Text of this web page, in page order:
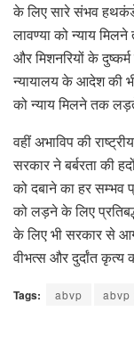
के लिए सारे संभव हथकंडे
लावण्या को न्याय
और मिशनरियों के
न्यायालय के आदेश की
को न्याय मिलने तक
वहीं अभाविप की
सरकार ने बर्बरता की
को दबाने का हर सम्भव
को लड़ने के लिए
के लिए भी सरकार से
वीभत्स और दुर्दांत कृत्य
Tags: abvp abvp